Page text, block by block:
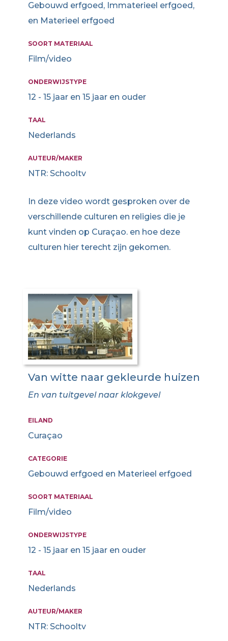
Gebouwd erfgoed, Immaterieel erfgoed,
en Materieel erfgoed
SOORT MATERIAAL
Film/video
ONDERWIJSTYPE
12 - 15 jaar en 15 jaar en ouder
TAAL
Nederlands
AUTEUR/MAKER
NTR: Schooltv
In deze video wordt gesproken over de
verschillende culturen en religies die je
kunt vinden op Curaçao. en hoe deze
culturen hier terecht zijn gekomen.
Van witte naar gekleurde huizen
En van tuitgevel naar klokgevel
EILAND
Curaçao
CATEGORIE
Gebouwd erfgoed en Materieel erfgoed
SOORT MATERIAAL
Film/video
ONDERWIJSTYPE
12 - 15 jaar en 15 jaar en ouder
TAAL
Nederlands
AUTEUR/MAKER
NTR: Schooltv